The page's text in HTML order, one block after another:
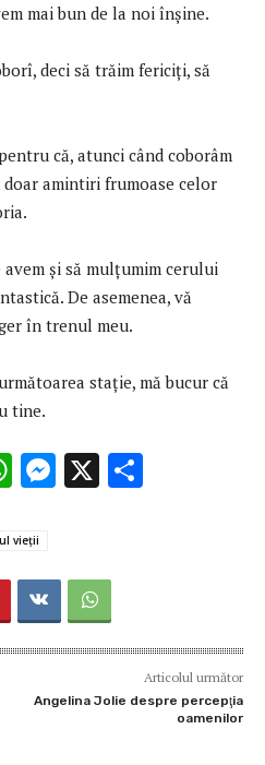
mai bun de la noi înșine.
deci să trăim fericiți, să
că, atunci când coborâm
amintiri frumoase celor
și să mulțumim cerului
De asemenea, vă
în trenul meu.
stație, mă bucur că
tine.
W
at
s
A
p
M
n
g
er
X
ă
vieții
Articolul următor
Angelina Jolie despre percepţia
oamenilor